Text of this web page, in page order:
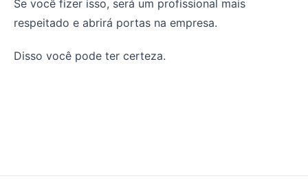
Se você fizer isso, será um profissional mais
respeitado e abrirá portas na empresa.
Disso você pode ter certeza.